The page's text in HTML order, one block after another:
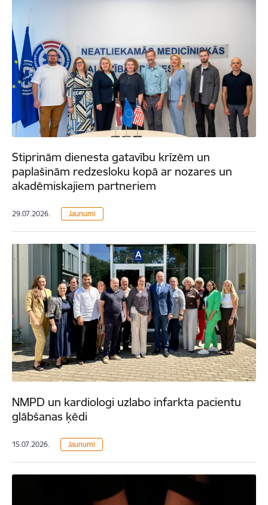
Stiprinām dienesta gatavību krīzēm un
paplašinām redzesloku kopā ar nozares un
akadēmiskajiem partneriem
29.07.2026. Jaunumi
NMPD un kardiologi uzlabo infarkta pacientu
glābšanas ķēdi
15.07.2026. Jaunumi